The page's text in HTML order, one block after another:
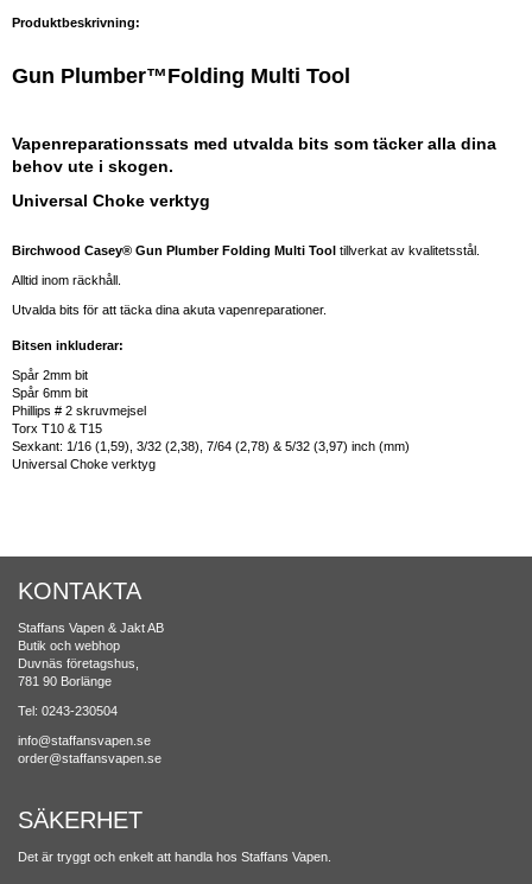
Produktbeskrivning:
Gun Plumber™Folding Multi Tool
Vapenreparationssats med utvalda bits som täcker alla dina
behov ute i skogen.
Universal Choke verktyg
Birchwood Casey® Gun Plumber Folding Multi Tool tillverkat av kvalitetsstål.
Alltid inom räckhåll.
Utvalda bits för att täcka dina akuta vapenreparationer.
Bitsen inkluderar:
Spår 2mm bit
Spår 6mm bit
Phillips # 2 skruvmejsel
Torx T10 & T15
Sexkant: 1/16 (1,59), 3/32 (2,38), 7/64 (2,78) & 5/32 (3,97) inch (mm)
Universal Choke verktyg
KONTAKTA
Staffans Vapen & Jakt AB
Butik och webhop
Duvnäs företagshus,
781 90 Borlänge
Tel: 0243-230504
info@staffansvapen.se
order@staffansvapen.se
SÄKERHET
Det är tryggt och enkelt att handla hos Staffans Vapen.